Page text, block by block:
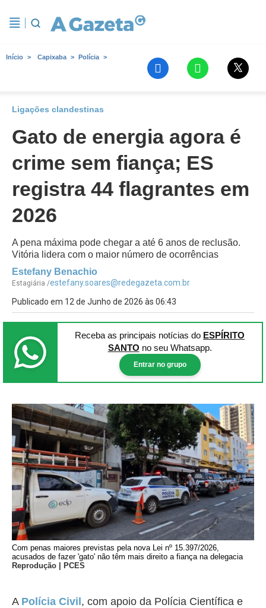
Início Capixaba Polícia
Ligações clandestinas
Gato de energia agora é
crime sem fiança; ES
registra 44 flagrantes em
2026
A pena máxima pode chegar a até 6 anos de reclusão.
Vitória lidera com o maior número de ocorrências
Estefany Benachio
Estagiária /estefany.soares@redegazeta.com.br
Publicado em 12 de Junho de 2026 às 06:43
Receba as principais notícias do ESPÍRITO
SANTO no seu Whatsapp.
Entrar no grupo
Com penas maiores previstas pela nova Lei nº 15.397/2026,
acusados de fazer 'gato' não têm mais direito a fiança na delegacia
Reprodução | PCES
A Polícia Civil, com apoio da Polícia Científica e